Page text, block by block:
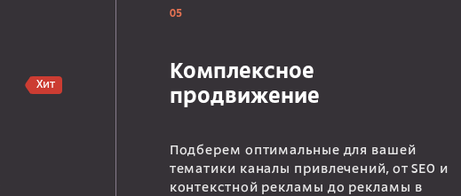
Хит
05
Комплексное
продвижение
Подберем оптимальные для вашей
тематики каналы привлечений, от SEO и
контекстной рекламы до рекламы в